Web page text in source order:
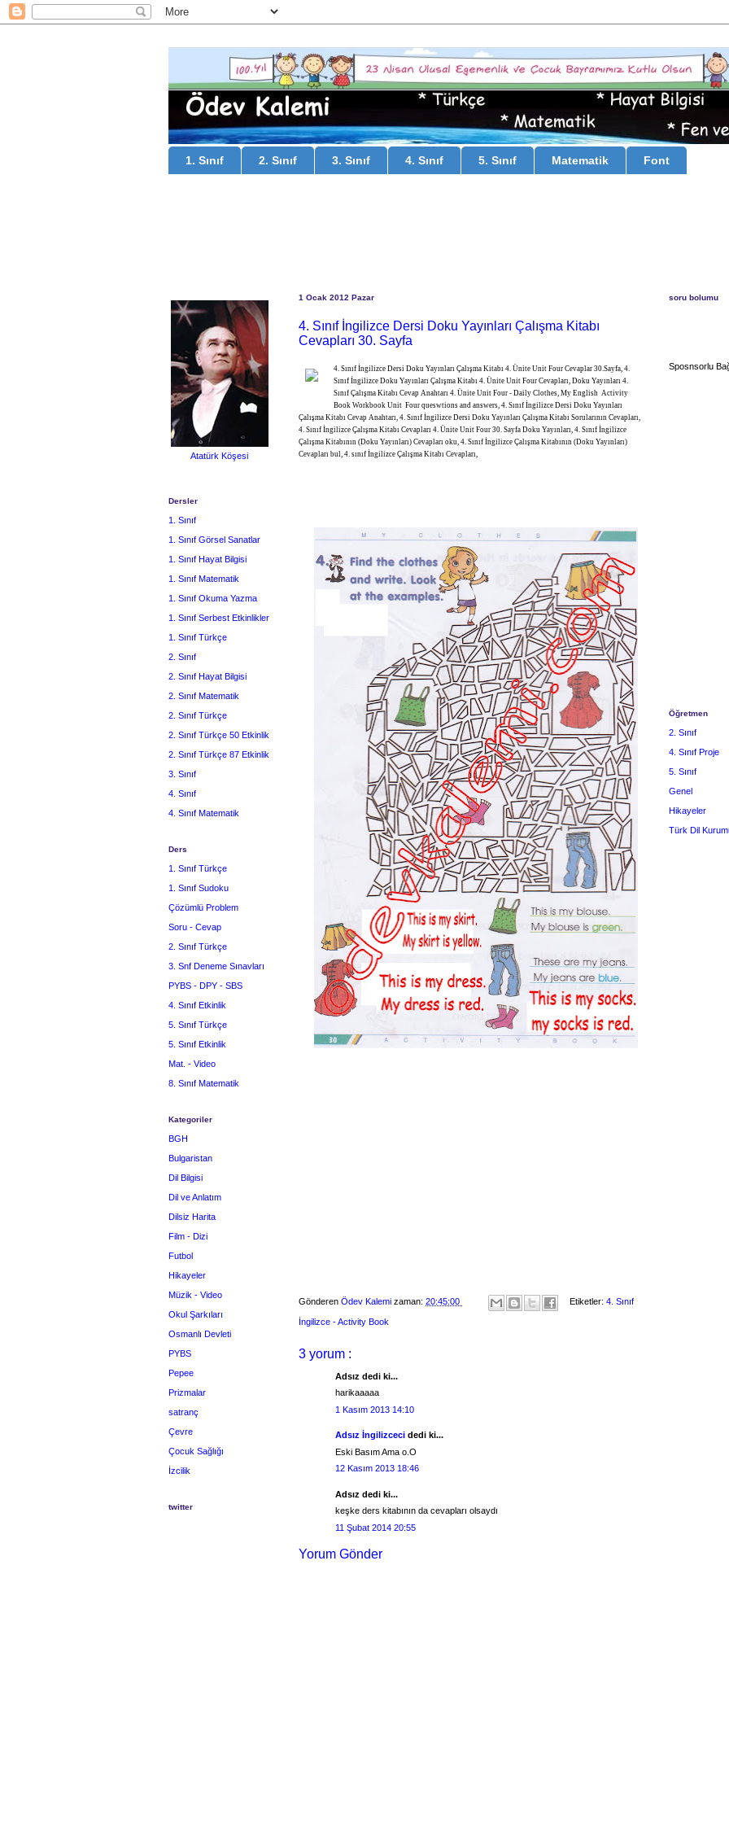
1. Sınıf 2. Sınıf 3. Sınıf 4. Sınıf 5. Sınıf Matematik Font
1 Ocak 2012 Pazar
4. Sınıf İngilizce Dersi Doku Yayınları Çalışma Kitabı
Cevapları 30. Sayfa
4. Sınıf İngilizce Dersi Doku Yayınları Çalışma Kitabı 4. Ünite Unit Four Cevaplar 30.Sayfa, 4.
Sınıf İngilizce Doku Yayınları Çalışma Kitabı 4. Ünite Unit Four Cevapları, Doku Yayınları 4.
Sınıf Çalışma Kitabı Cevap Anahtarı 4. Ünite Unit Four - Daily Clothes, My English Activity
Book Workbook Unit Four queswtions and answers, 4. Sınıf İngilizce Dersi Doku Yayınları
Çalışma Kitabı Cevap Anahtarı, 4. Sınıf İngilizce Dersi Doku Yayınları Çalışma Kitabı Sorularının Cevapları,
4. Sınıf İngilizce Çalışma Kitabı Cevapları 4. Ünite Unit Four 30. Sayfa Doku Yayınları, 4. Sınıf İngilizce
Çalışma Kitabının (Doku Yayınları) Cevapları oku, 4. Sınıf İngilizce Çalışma Kitabının (Doku Yayınları)
Cevapları bul, 4. sınıf İngilizce Çalışma Kitabı Cevapları,
Gönderen Ödev Kalemi zaman: 20:45:00 Etiketler: 4. Sınıf
İngilizce - Activity Book
3 yorum :
Adsız dedi ki...
harikaaaaa
1 Kasım 2013 14:10
Adsız İngilizceci dedi ki...
Eski Basım Ama o.O
12 Kasım 2013 18:46
Adsız dedi ki...
keşke ders kitabının da cevapları olsaydı
11 Şubat 2014 20:55
Yorum Gönder
Atatürk Köşesi
Dersler
1. Sınıf
1. Sınıf Görsel Sanatlar
1. Sınıf Hayat Bilgisi
1. Sınıf Matematik
1. Sınıf Okuma Yazma
1. Sınıf Serbest Etkinlikler
1. Sınıf Türkçe
2. Sınıf
2. Sınıf Hayat Bilgisi
2. Sınıf Matematik
2. Sınıf Türkçe
2. Sınıf Türkçe 50 Etkinlik
2. Sınıf Türkçe 87 Etkinlik
3. Sınıf
4. Sınıf
4. Sınıf Matematik
Ders
1. Sınıf Türkçe
1. Sınıf Sudoku
Çözümlü Problem
Soru - Cevap
2. Sınıf Türkçe
3. Snf Deneme Sınavları
PYBS - DPY - SBS
4. Sınıf Etkinlik
5. Sınıf Türkçe
5. Sınıf Etkinlik
Mat. - Video
8. Sınıf Matematik
Kategoriler
BGH
Bulgaristan
Dil Bilgisi
Dil ve Anlatım
Dilsiz Harita
Film - Dizi
Futbol
Hikayeler
Müzik - Video
Okul Şarkıları
Osmanlı Devleti
PYBS
Pepee
Prizmalar
satranç
Çevre
Çocuk Sağlığı
İzcilik
twitter
soru bolumu
Sposnsorlu
Öğretmen
2. Sınıf
4. Sınıf Proje
5. Sınıf
Genel
Hikayeler
Türk Dil